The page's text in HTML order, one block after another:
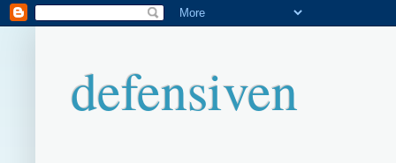
defensiven